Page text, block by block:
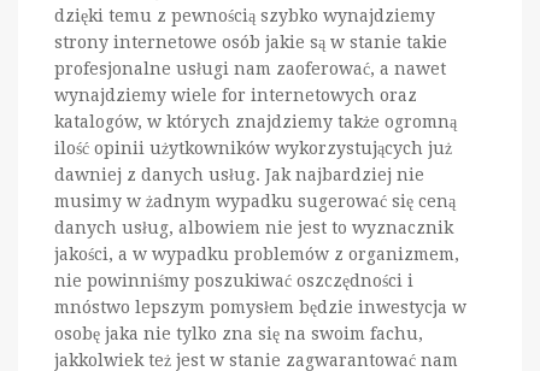
dzięki temu z pewnością szybko wynajdziemy
strony internetowe osób jakie są w stanie takie
profesjonalne usługi nam zaoferować, a nawet
wynajdziemy wiele for internetowych oraz
katalogów, w których znajdziemy także ogromną
ilość opinii użytkowników wykorzystujących już
dawniej z danych usług. Jak najbardziej nie
musimy w żadnym wypadku sugerować się ceną
danych usług, albowiem nie jest to wyznacznik
jakości, a w wypadku problemów z organizmem,
nie powinniśmy poszukiwać oszczędności i
mnóstwo lepszym pomysłem będzie inwestycja w
osobę jaka nie tylko zna się na swoim fachu,
jakkolwiek też jest w stanie zagwarantować nam